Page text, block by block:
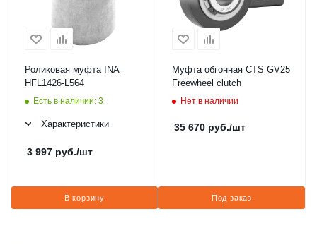
Роликовая муфта INA
HFL1426-L564
Есть в наличии: 3
Характеристики
3 997 руб./шт
В корзину
Муфта обгонная CTS GV25
Freewheel clutch
Нет в наличии
35 670 руб./шт
Под заказ